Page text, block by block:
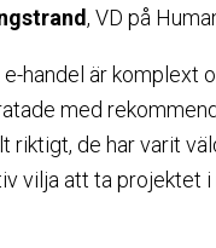
, VD på
handel är komplext
med
riktigt, de har varit
vilja att ta projektet i